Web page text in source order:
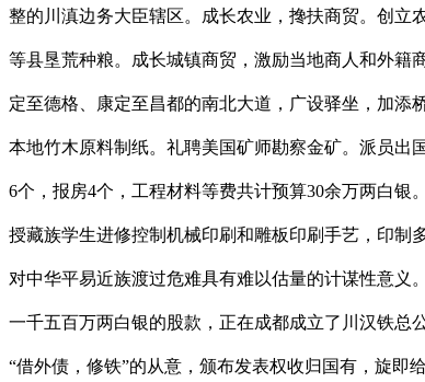
整的川滇边务大臣辖区。成长农业，搀扶商贸。创立
等县垦荒种粮。成长城镇商贸，激励当地商人和外籍
定至德格、康定至昌都的南北大道，广设驿坐，加添
本地竹木原料制纸。礼聘美国矿师勘察金矿。派员出
6个，报房4个，工程材料等费共计预算30余万两白
授藏族学生进修控制机械印刷和雕板印刷手艺，印制
对中华平易近族渡过危难具有难以估量的计谋性意义
一千五百万两白银的股款，正在成都成立了川汉铁总
“借外债，修铁”的从意，颁布发表权收归国有，旋即